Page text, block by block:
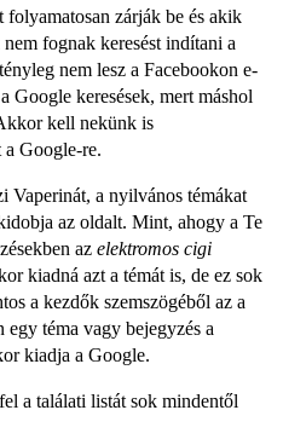
zárják be és akik
fognak keresést indítani a
nem lesz a Facebookon e-
Google keresések, mert máshol
kell nekünk is
Google-re.
Vaperinát, a nyilvános témákat
az oldalt. Mint, ahogy a Te
az elektromos cigi
kiadná azt a témát is, de ez sok
a kezdők szemszögéből az a
egy téma vagy bejegyzés a
kiadja a Google.
a találati listát sok mindentől